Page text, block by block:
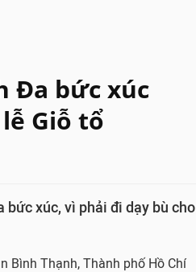
Đa bức xúc
Giỗ tổ
bức xúc, vì phải đi dạy bù cho
Bình Thạnh, Thành phố Hồ Chí